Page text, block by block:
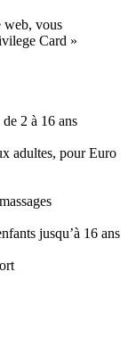
web, vous
Card »
2 à 16 ans
adultes, pour Euro
jusqu’à 16 ans